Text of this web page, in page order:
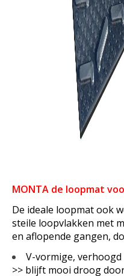
MONTA de loopmat
De ideale loopmat ook
steile loopvlakken met
en aflopende gangen,
V-vormige,
>> blijft mooi droog